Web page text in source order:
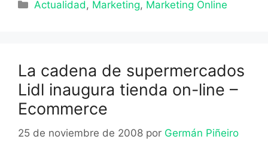
Categorías
Actualidad, Marketing, Marketing Online
La cadena de supermercados
Lidl inaugura tienda on-line –
Ecommerce
25 de noviembre de 2008 por Germán Piñeiro